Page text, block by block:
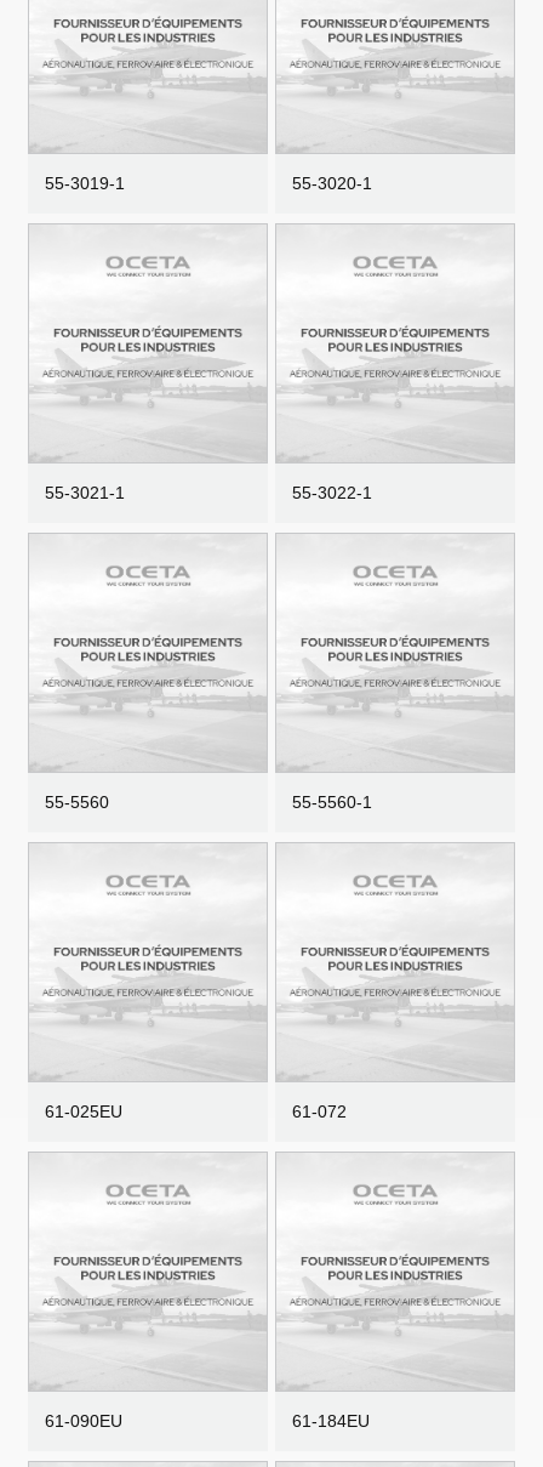
55-3019-1 55-3020-1
55-3021-1 55-3022-1
55-5560 55-5560-1
61-025EU 61-072
61-090EU 61-184EU